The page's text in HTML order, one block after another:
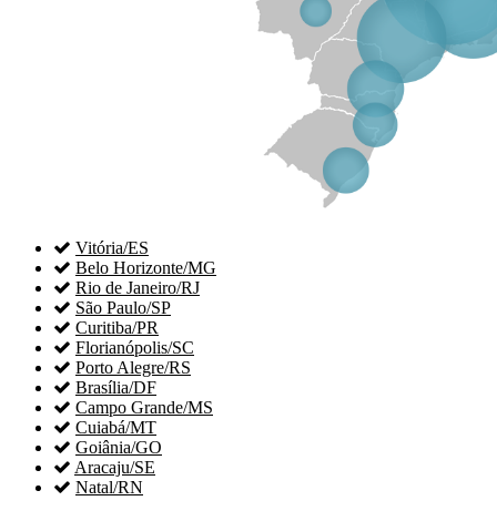
 Vitória/ES
 Belo Horizonte/MG
 Rio de Janeiro/RJ
 São Paulo/SP
 Curitiba/PR
 Florianópolis/SC
 Porto Alegre/RS
 Brasília/DF
 Campo Grande/MS
 Cuiabá/MT
 Goiânia/GO
 Aracaju/SE
 Natal/RN